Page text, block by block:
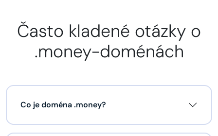
Často kladené otázky o
.money-doménách
Co je doména .money?